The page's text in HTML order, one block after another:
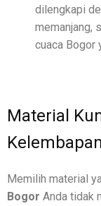
dilengkapi
memanjang,
cuaca Bogor
Material
Memilih material
Bogor Anda tidak